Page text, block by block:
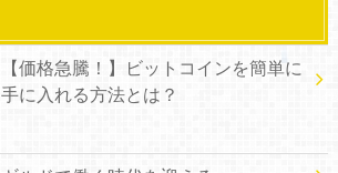
【価格急騰！】ビットコインを簡単に
手に入れる方法とは？